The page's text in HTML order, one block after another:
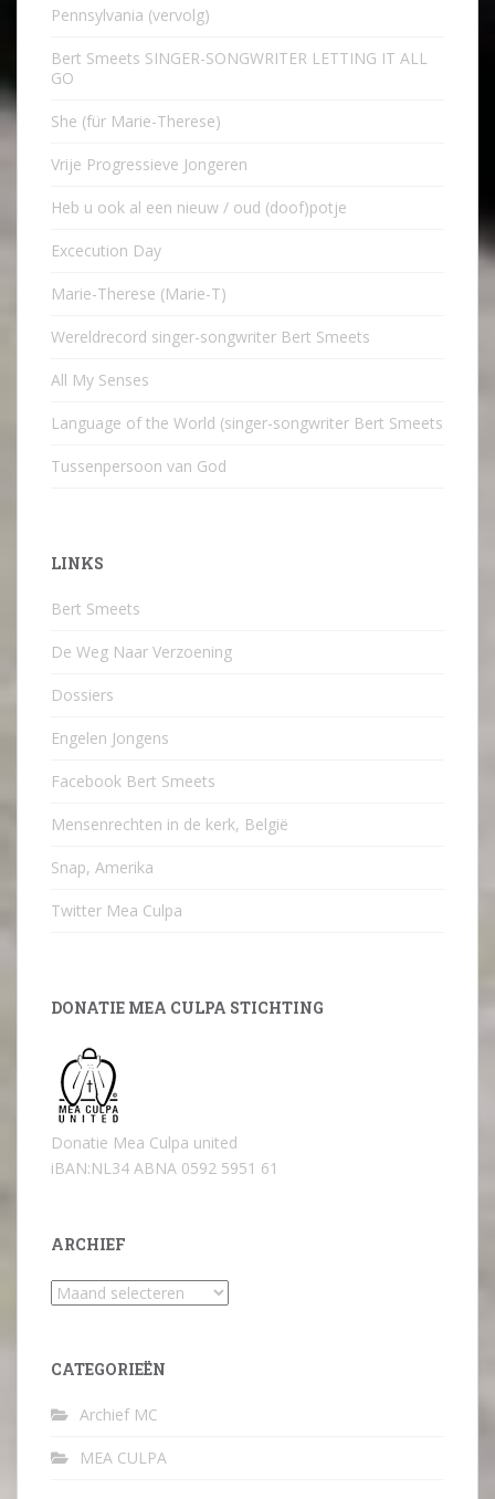
Pennsylvania (vervolg)
Bert Smeets SINGER-SONGWRITER LETTING IT ALL
GO
She (für Marie-Therese)
Vrije Progressieve Jongeren
Heb u ook al een nieuw / oud (doof)potje
Excecution Day
Marie-Therese (Marie-T)
Wereldrecord singer-songwriter Bert Smeets
All My Senses
Language of the World (singer-songwriter Bert Smeets
Tussenpersoon van God
LINKS
Bert Smeets
De Weg Naar Verzoening
Dossiers
Engelen Jongens
Facebook Bert Smeets
Mensenrechten in de kerk, België
Snap, Amerika
Twitter Mea Culpa
DONATIE MEA CULPA STICHTING
Donatie Mea Culpa united
iBAN:NL34 ABNA 0592 5951 61
ARCHIEF
Archief
CATEGORIEËN
Archief MC
MEA CULPA